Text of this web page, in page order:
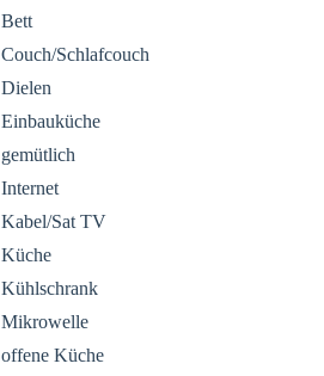
Bett
Couch/Schlafcouch
Dielen
Einbauküche
gemütlich
Internet
Kabel/Sat TV
Küche
Kühlschrank
Mikrowelle
offene Küche